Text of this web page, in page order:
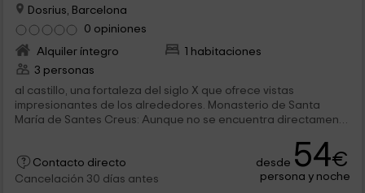
Dosrius, Barcelona
0 opiniones
Alquiler íntegro
1 habitaciones
3 personas
al castillo, una fortaleza del siglo X que ofrece vistas
impresionantes de los alrededores. Monasterio de Santa
María de Santes Creus: Aunque no se encuentra directamente
Contacto directo
Cancelación 30 días antes
desde 54€
persona y noche